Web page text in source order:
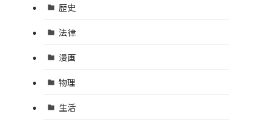
歴史
法律
漫画
物理
生活